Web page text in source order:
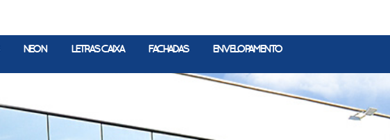
ENVELOPAMENTO
FACHADAS
LETRAS CAIXA
NEON